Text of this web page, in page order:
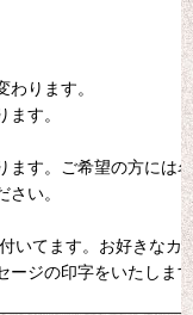
ります。
す。
ます。ご希望の方には
い。
いてます。お好きなカ
ージの印字をいたしま